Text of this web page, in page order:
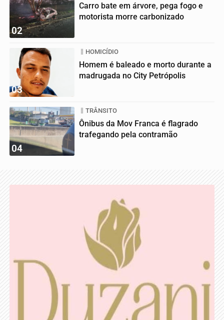
02
Carro bate em árvore, pega fogo e
motorista morre carbonizado
03
HOMICÍDIO
Homem é baleado e morto durante a
madrugada no City Petrópolis
04
TRÂNSITO
Ônibus da Mov Franca é flagrado
trafegando pela contramão